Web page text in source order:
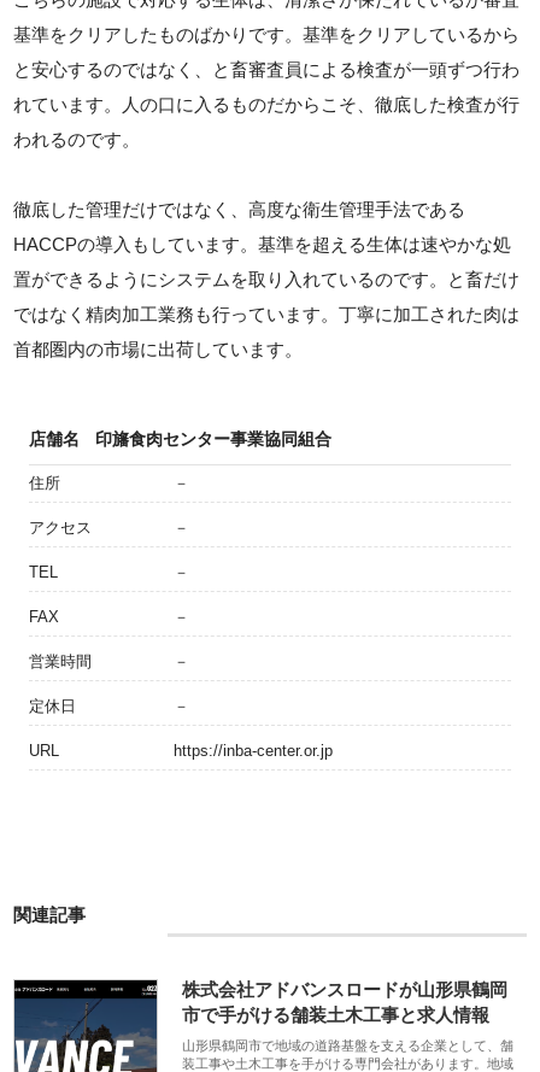
基準をクリアしたものばかりです。基準をクリアしているから
と安心するのではなく、と畜審査員による検査が一頭ずつ行わ
れています。人の口に入るものだからこそ、徹底した検査が行
われるのです。
徹底した管理だけではなく、高度な衛生管理手法である
HACCPの導入もしています。基準を超える生体は速やかな処
置ができるようにシステムを取り入れているのです。と畜だけ
ではなく精肉加工業務も行っています。丁寧に加工された肉は
首都圏内の市場に出荷しています。
店舗名 印旛食肉センター事業協同組合
住所 －
アクセス －
TEL －
FAX －
営業時間 －
定休日 －
URL https://inba-center.or.jp
関連記事
株式会社アドバンスロードが山形県鶴岡
市で手がける舗装土木工事と求人情報
山形県鶴岡市で地域の道路基盤を支える企業として、舗
装工事や土木工事を手がける専門会社があります。地域